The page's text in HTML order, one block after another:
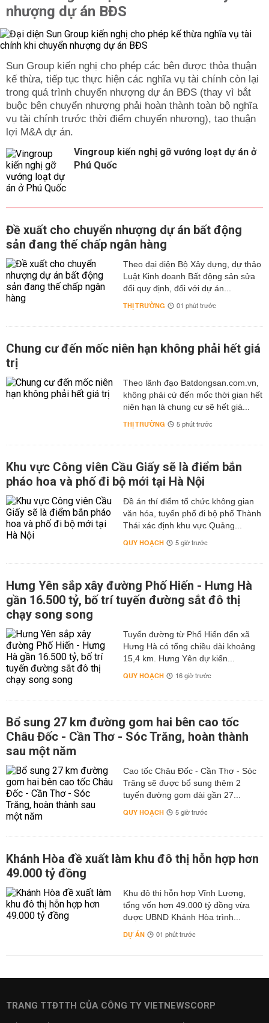
nhượng dự án BĐS
Sun Group kiến nghị cho phép các bên được thỏa thuận
kế thừa, tiếp tục thực hiện các nghĩa vụ tài chính còn lại
trong quá trình chuyển nhượng dự án BĐS (thay vì bắt
buộc bên chuyển nhượng phải hoàn thành toàn bộ nghĩa
vụ tài chính trước thời điểm chuyển nhượng), tạo thuận
lợi M&A dự án.
Vingroup kiến nghị gỡ vướng loạt dự án ở
Phú Quốc
Đề xuất cho chuyển nhượng dự án bất động
sản đang thế chấp ngân hàng
Theo đại diện Bộ Xây dựng, dự thảo
Luật Kinh doanh Bất động sản sửa
đổi quy định, đối với dự án...
THỊ TRƯỜNG 01 phút trước
Chung cư đến mốc niên hạn không phải hết giá
trị
Theo lãnh đạo Batdongsan.com.vn,
không phải cứ đến mốc thời gian hết
niên hạn là chung cư sẽ hết giá...
THỊ TRƯỜNG 5 phút trước
Khu vực Công viên Cầu Giấy sẽ là điểm bắn
pháo hoa và phố đi bộ mới tại Hà Nội
Đề án thí điểm tổ chức không gian
văn hóa, tuyến phố đi bộ phố Thành
Thái xác định khu vực Quảng...
QUY HOẠCH 5 giờ trước
Hưng Yên sắp xây đường Phố Hiến - Hưng Hà
gần 16.500 tỷ, bố trí tuyến đường sắt đô thị
chạy song song
Tuyến đường từ Phố Hiến đến xã
Hưng Hà có tổng chiều dài khoảng
15,4 km. Hưng Yên dự kiến...
QUY HOẠCH 16 giờ trước
Bổ sung 27 km đường gom hai bên cao tốc
Châu Đốc - Cần Thơ - Sóc Trăng, hoàn thành
sau một năm
Cao tốc Châu Đốc - Cần Thơ - Sóc
Trăng sẽ được bổ sung thêm 2
tuyến đường gom dài gần 27...
QUY HOẠCH 5 giờ trước
Khánh Hòa đề xuất làm khu đô thị hỗn hợp hơn
49.000 tỷ đồng
Khu đô thị hỗn hợp Vĩnh Lương,
tổng vốn hơn 49.000 tỷ đồng vừa
được UBND Khánh Hòa trình...
DỰ ÁN 01 phút trước
TRANG TTĐTTH CỦA CÔNG TY VIETNEWSCORP